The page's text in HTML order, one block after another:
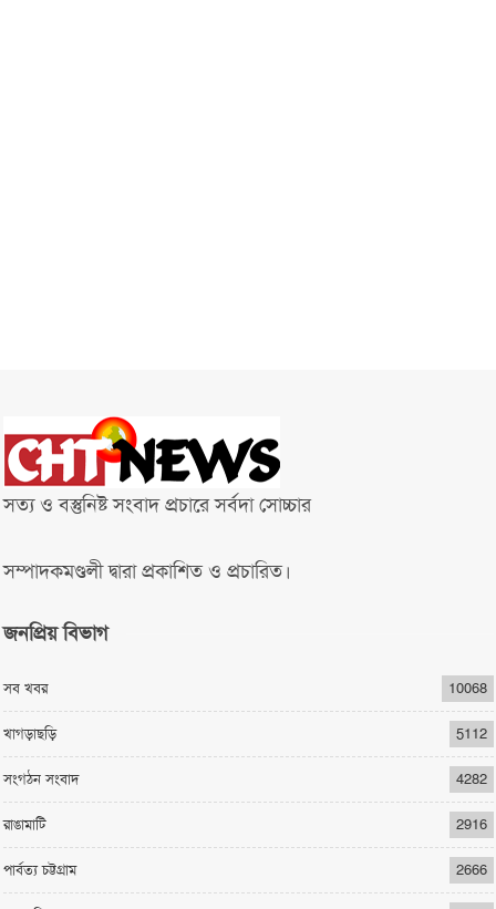
সত্য ও বস্তুনিষ্ট সংবাদ প্রচারে সর্বদা সোচ্চার
সম্পাদকমণ্ডলী দ্বারা প্রকাশিত ও প্রচারিত।
জনপ্রিয় বিভাগ
সব খবর 10068
খাগড়াছড়ি 5112
সংগঠন সংবাদ 4282
রাঙামাটি 2916
পার্বত্য চট্টগ্রাম 2666